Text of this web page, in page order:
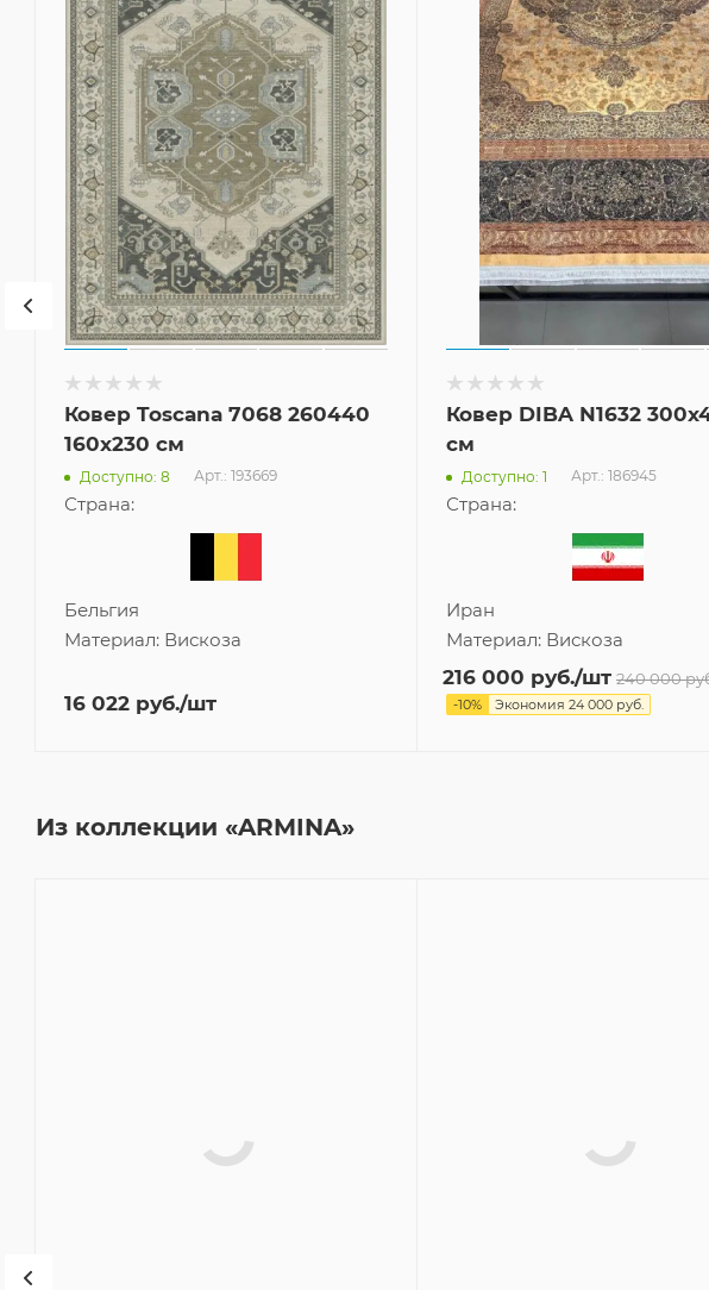
Ковер Toscana 7068 260440
160x230 см
Доступно: 8 Арт.: 193669
Страна:
Бельгия
Материал: Вискоза
16 022 руб./шт
Ковер DIBA N1632
см
Доступно: 1 Арт.: 186945
Страна:
Иран
Материал: Вискоза
216 000 руб./шт 240 000
-10% Экономия 24 000 руб.
Из коллекции «ARMINA»